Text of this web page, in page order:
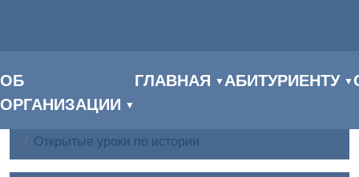
ОБ
ОРГАНИЗАЦИИ ▼
ГЛАВНАЯ ▼ АБИТУРИЕНТУ ▼
Открытые уроки по истории